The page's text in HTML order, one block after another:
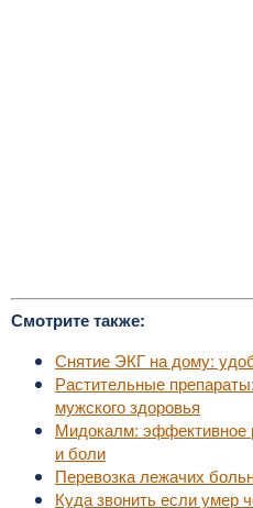
Смотрите также:
Снятие ЭКГ на дому:
Растительные
мужского здоровья
Мидокалм:
и боли
Перевозка лежачих
Куда звонить если умер